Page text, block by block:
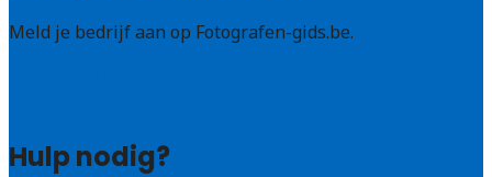
Meld je bedrijf aan op Fotografen-gids.be.
Hulp nodig?